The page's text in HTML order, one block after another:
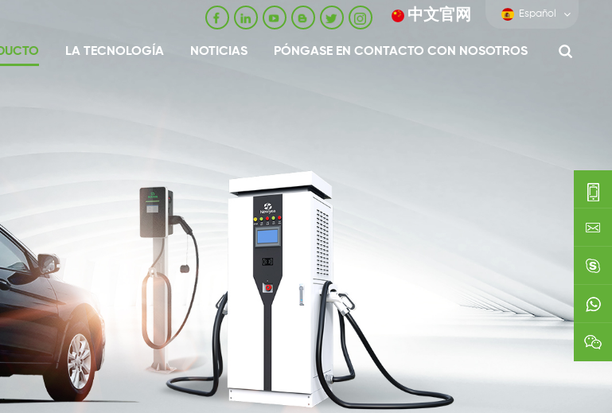
中文官网 Español
LA TECNOLOGÍA NOTICIAS PÓNGASE EN CONTACTO CON NOSOTROS
0086-
0592-